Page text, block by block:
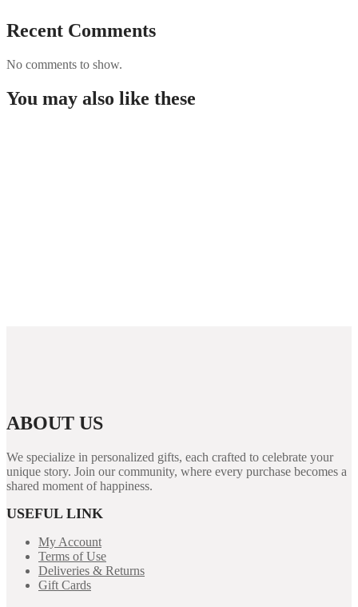
Recent Comments
No comments to show.
You may also like these
ABOUT US
We specialize in personalized gifts, each crafted to celebrate your
unique story. Join our community, where every purchase becomes a
shared moment of happiness.
USEFUL LINK
My Account
Terms of Use
Deliveries & Returns
Gift Cards